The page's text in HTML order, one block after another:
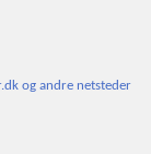
og andre netsteder